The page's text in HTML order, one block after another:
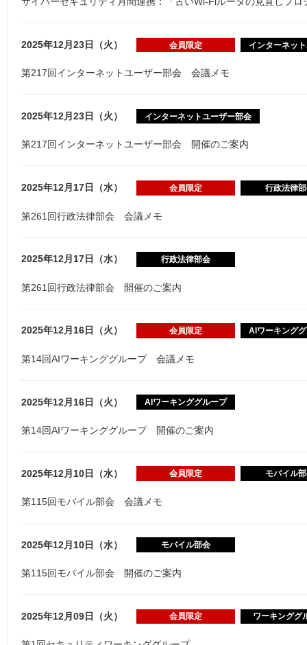
2025年12月23日（火） 会員限定 インターネッ
第217回インターネットユーザー部会 会議メモ
2025年12月23日（火） インターネットユーザー部会
第217回インターネットユーザー部会 開催のご案内
2025年12月17日（水） 会員限定 行政法律
第261回行政法律部会 会議メモ
2025年12月17日（水） 行政法律部会
第261回行政法律部会 開催のご案内
2025年12月16日（火） 会員限定 AIワーキング
第14回AIワーキンググループ 会議メモ
2025年12月16日（火） AIワーキンググループ
第14回AIワーキンググループ 開催のご案内
2025年12月10日（水） 会員限定 モバイル
第115回モバイル部会 会議メモ
2025年12月10日（水） モバイル部会
第115回モバイル部会 開催のご案内
2025年12月09日（火） 会員限定 ワーキンググ